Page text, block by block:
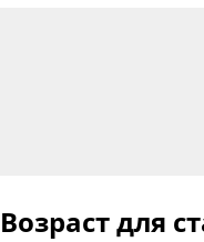
Возраст для